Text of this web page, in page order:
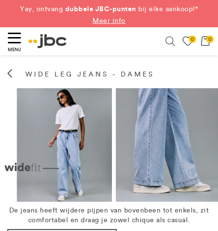
Yay, ontvang dubbele JBC-punten bij elke aankoop!*
Meer info
MENU
0 0
WIDE LEG JEANS - DAMES
De jeans heeft wijdere pijpen van bovenbeen tot enkels, zit
comfortabel en draag je zowel chique als casual.